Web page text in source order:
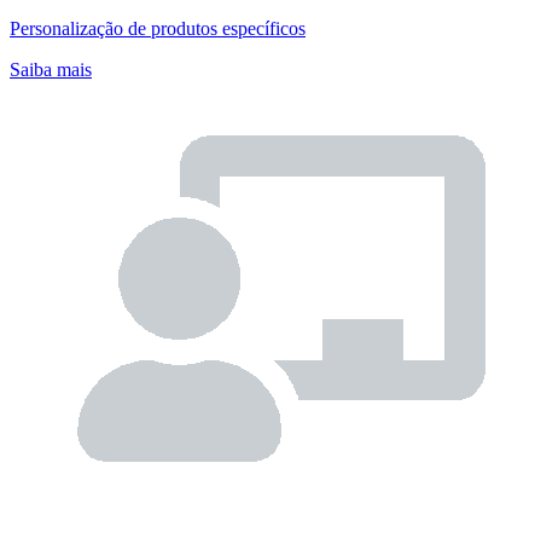
Personalização de produtos específicos
Saiba mais